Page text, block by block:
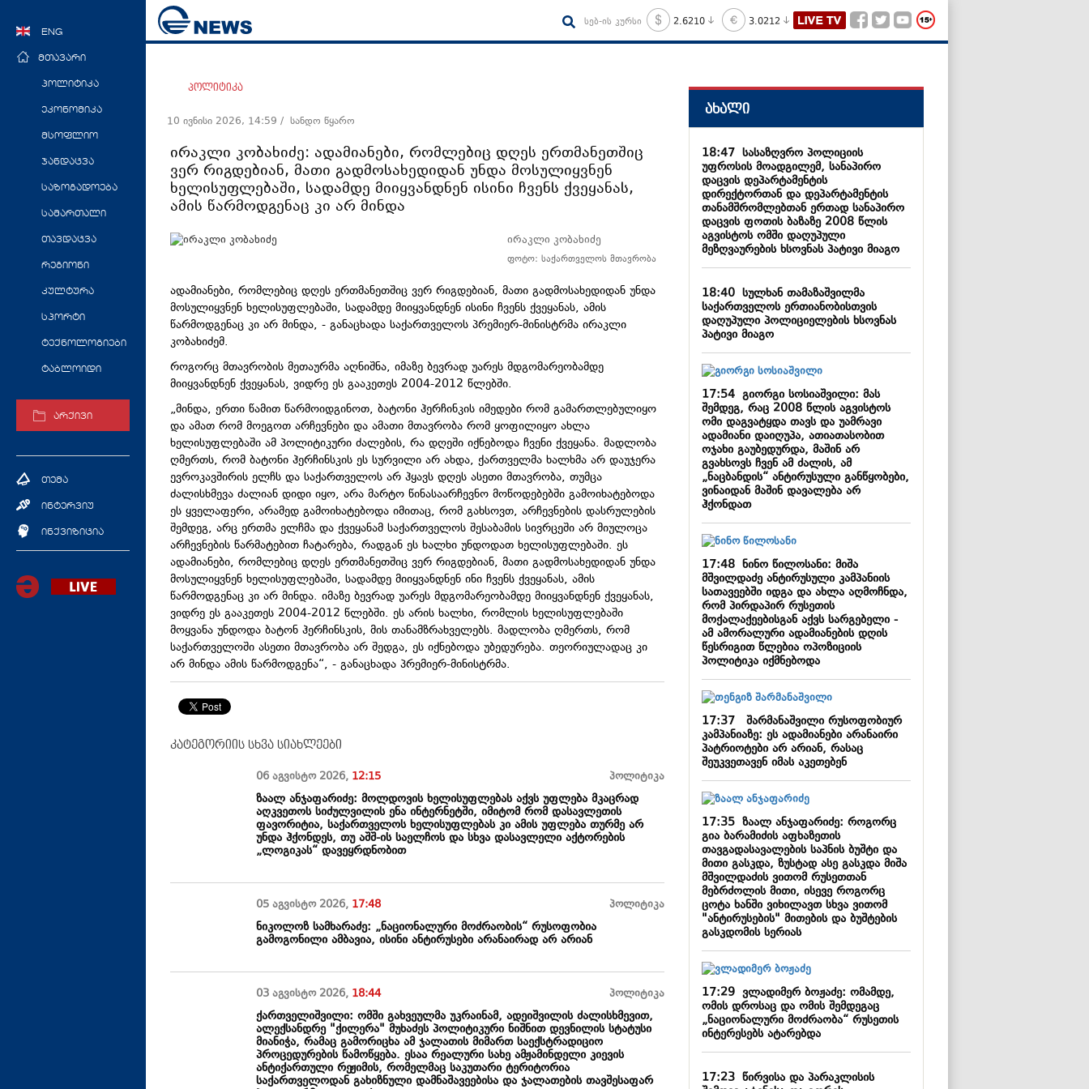
ENG
მთავარი
პოლიტიკა
ეკონომიკა
მსოფლიო
ჯანდაცვა
საზოგადოება
სამართალი
თავდაცვა
რეგიონი
კულტურა
სპორტი
ტექნოლოგიები
ტაბლოიდი
არქივი
თემა
ინტერვიუ
ინქვიზიცია
სებ-ის კურსი 2.6210 3.0212
პოლიტიკა
10 ივნისი 2026, 14:59 / სანდო წყარო
ირაკლი კობახიძე: ადამიანები, რომლებიც დღეს ერთმანეთშიც
ვერ რიგდებიან, მათი გადმოსახედიდან უნდა მოსულიყვნენ
ხელისუფლებაში, სადამდე მიიყვანდნენ ისინი ჩვენს ქვეყანას,
ამის წარმოდგენაც კი არ მინდა
ირაკლი კობახიძე
ფოტო: საქართველოს მთავრობა
ადამიანები, რომლებიც დღეს ერთმანეთშიც ვერ რიგდებიან, მათი გადმოსახედიდან უნდა
მოსულიყვნენ ხელისუფლებაში, სადამდე მიიყვანდნენ ისინი ჩვენს ქვეყანას, ამის
წარმოდგენაც კი არ მინდა, - განაცხადა საქართველოს პრემიერ-მინისტრმა ირაკლი
კობახიძემ.
როგორც მთავრობის მეთაურმა აღნიშნა, იმაზე ბევრად უარეს მდგომარეობამდე
მიიყვანდნენ ქვეყანას, ვიდრე ეს გააკეთეს 2004-2012 წლებში.
„მინდა, ერთი წამით წარმოიდგინოთ, ბატონი ჰერჩინკის იმედები რომ გამართლებულიყო
და ამათ რომ მოეგოთ არჩევნები და ამათი მთავრობა რომ ყოფილიყო ახლა
ხელისუფლებაში ამ პოლიტიკური ძალების, რა დღეში იქნებოდა ჩვენი ქვეყანა. მადლობა
ღმერთს, რომ ბატონი ჰერჩინსკის ეს სურვილი არ ახდა, ქართველმა ხალხმა არ დაუჯერა
ევროკავშირის ელჩს და საქართველოს არ ჰყავს დღეს ასეთი მთავრობა, თუმცა
ძალისხმევა ძალიან დიდი იყო, არა მარტო წინასაარჩევნო მოწოდებებში გამოიხატებოდა
ეს ყველაფერი, არამედ გამოიხატებოდა იმითაც, რომ გახსოვთ, არჩევნების დასრულების
შემდეგ, არც ერთმა ელჩმა და ქვეყანამ საქართველოს შესაბამის სივრცეში არ მიულოცა
არჩევნების წარმატებით ჩატარება, რადგან ეს ხალხი უნდოდათ ხელისუფლებაში. ეს
ადამიანები, რომლებიც დღეს ერთმანეთშიც ვერ რიგდებიან, მათი გადმოსახედიდან უნდა
მოსულიყვნენ ხელისუფლებაში, სადამდე მიიყვანდნენ ინი ჩვენს ქვეყანას, ამის
წარმოდგენაც კი არ მინდა. იმაზე ბევრად უარეს მდგომარეობამდე მიიყვანდნენ ქვეყანას,
ვიდრე ეს გააკეთეს 2004-2012 წლებში. ეს არის ხალხი, რომლის ხელისუფლებაში
მოყვანა უნდოდა ბატონ ჰერჩინსკის, მის თანამზრახველებს. მადლობა ღმერთს, რომ
საქართველოში ასეთი მთავრობა არ შედგა, ეს იქნებოდა უბედურება. თეორიულადაც კი
არ მინდა ამის წარმოდგენა“, - განაცხადა პრემიერ-მინისტრმა.
კატეგორიის სხვა სიახლეები
06 აგვისტო 2026, 12:15 პოლიტიკა
ზაალ ანჯაფარიძე: მოლდოვის ხელისუფლებას აქვს უფლება მკაცრად
აღკვეთოს სიძულვილის ენა ინტერნეტში, იმიტომ რომ დასავლეთის
ფავორიტია, საქართველოს ხელისუფლებას კი ამის უფლება თურმე არ
უნდა ჰქონდეს, თუ აშშ-ის საელჩოს და სხვა დასავლელი აქტორების
„ლოგიკას“ დავეყრდნობით
05 აგვისტო 2026, 17:48 პოლიტიკა
ნიკოლოზ სამხარაძე: „ნაციონალური მოძრაობის“ რუსოფობია
გამოგონილი ამბავია, ისინი ანტირუსები არანაირად არ არიან
03 აგვისტო 2026, 18:44 პოლიტიკა
ქართველიშვილი: ომში გახვეულმა უკრაინამ, ადეიშვილის ძალისხმევით,
ალექსანდრე "ქილერა" მუხაძეს პოლიტიკური ნიშნით დევნილის სტატუსი
მიანიჭა, რამაც გამორიცხა ამ ჯალათის მიმართ საექსტრადიციო
პროცედურების წამოწყება. ესაა რეალური სახე ამჟამინდელი კიევის
ანტიქართული რეჟიმის, რომელმაც საკუთარი ტერიტორია
საქართველოდან გახიზნული დამნაშავეებისა და ჯალათების თავშესაფარ
ახალი
18:47სასაზღვრო პოლიციის
უფროსის მოადგილემ, სანაპირო
დაცვის დეპარტამენტის
დირექტორთან და დეპარტამენტის
თანამშრომლებთან ერთად სანაპირო
დაცვის ფოთის ბაზაზე 2008 წლის
აგვისტოს ომში დაღუპული
მეზღვაურების ხსოვნას პატივი მიაგო
18:40სულხან თამაზაშვილმა
საქართველოს ერთიანობისთვის
დაღუპული პოლიციელების ხსოვნას
პატივი მიაგო
17:54გიორგი სოსიაშვილი: მას
შემდეგ, რაც 2008 წლის აგვისტოს
ომი დაგვატყდა თავს და უამრავი
ადამიანი დაიღუპა, ათიათასობით
ოჯახი გაუბედურდა, მაშინ არ
გვახსოვს ჩვენ ამ ძალის, ამ
„ნაცბანდის“ ანტირუსული განწყობები,
ვინაიდან მაშინ დავალება არ
ჰქონდათ
17:48ნინო წილოსანი: მიშა
მშვილდაძე ანტირუსული კამპანიის
სათავეებში იდგა და ახლა აღმოჩნდა,
რომ პირდაპირ რუსეთის
მოქალაქეებისგან აქვს სარგებელი -
ამ ამორალური ადამიანების დღის
წესრიგით წლებია ოპოზიციის
პოლიტიკა იქმნებოდა
17:37შარმანაშვილი რუსოფობიურ
კამპანიაზე: ეს ადამიანები არანაირი
პატრიოტები არ არიან, რასაც
შეუკვეთავენ იმას აკეთებენ
17:35ზაალ ანჯაფარიძე: როგორც
გია ბარამიძის აფხაზეთის
თავგადასავალების საპნის ბუშტი და
მითი გასკდა, ზუსტად ასე გასკდა მიშა
მშვილდაძის ვითომ რუსეთთან
მებრძოლის მითი, ისევე როგორც
ცოტა ხანში ვიხილავთ სხვა ვითომ
"ანტირუსების" მითების და ბუშტების
გასკდომის სერიას
17:29ვლადიმერ ბოჟაძე: ომამდე,
ომის დროსაც და ომის შემდეგაც
„ნაციონალური მოძრაობა“ რუსეთის
ინტერესებს ატარებდა
17:23წირვისა და პარაკლისის